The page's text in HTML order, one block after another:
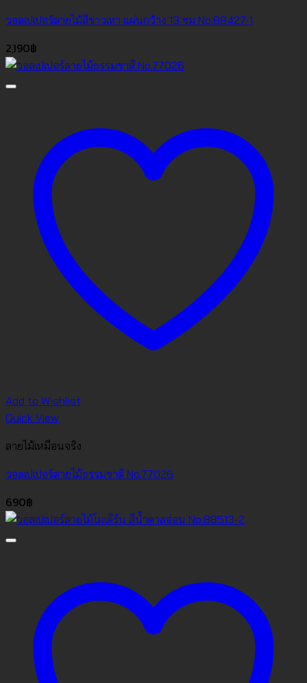
วอลเปเปอร์ลายไม้สีขาวเทา แผ่นกว้าง 13 ซม No.88427-1
2,190฿
Add to Wishlist
Quick View
ลายไม้เหมือนจริง
วอลเปเปอร์ลายไม้ธรรมชาติ No.77026
690฿